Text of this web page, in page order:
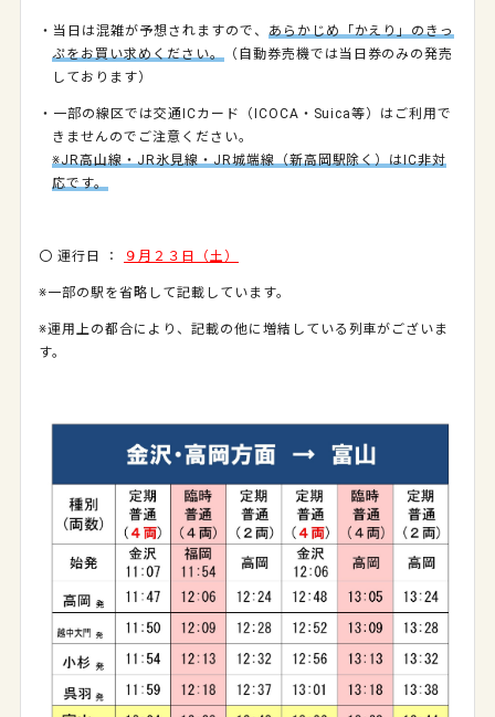
・当日は混雑が予想されますので、 あらかじめ「かえり」のきっ
ぷをお買い求めください。（自動券売機では当日券のみの発売
しております）
・一部の線区では交通ICカード（ICOCA・Suica等）はご利用で
きませんのでご注意ください。
※JR高山線・JR氷見線・JR城端線（新高岡駅除く）はIC非対
応です。
〇 運行日 ： ９月２３日（土）
※一部の駅を省略して記載しています。
※運用上の都合により、記載の他に増結している列車がございま
す。